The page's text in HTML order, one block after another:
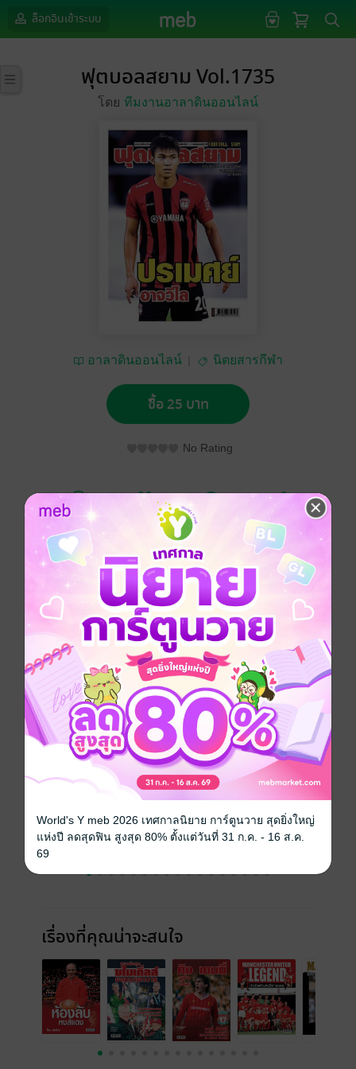
ล็อกอินเข้าระบบ
ฟุตบอลสยาม Vol.1735
โดย ทีมงานอาลาดินออนไลน์
อาลาดินออนไลน์ นิตยสารกีฬา
ซื้อ 25 บาท
No Rating
อยากได้ ซื้อเป็นของขวัญ ติดตาม
ฟุตบอลสยาม Vol.1735
ประเภทไฟล์ pdf
วันที่วางขาย 28 มกราคม 2566
ความยาว 52 หน้า
ราคาปก 25 บาท
ฉบับย้อนหลัง ดูทั้งหมด
เรื่องที่คุณน่าจะสนใจ
World's Y meb 2026 เทศกาลนิยาย การ์ตูนวาย สุดยิ่งใหญ่
แห่งปี ลดสุดฟิน สูงสุด 80% ตั้งแต่วันที่ 31 ก.ค. - 16 ส.ค.
69